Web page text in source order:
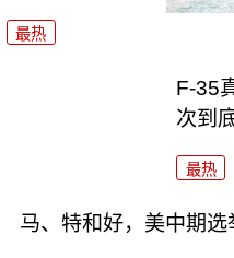
最热
F-35
次到
最热
马、特和好，美中期选